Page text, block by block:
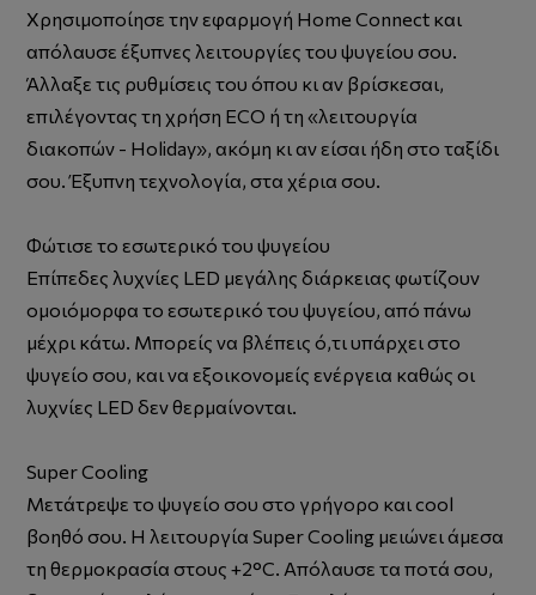
Χρησιμοποίησε την εφαρμογή Home Connect και
απόλαυσε έξυπνες λειτουργίες του ψυγείου σου.
Άλλαξε τις ρυθμίσεις του όπου κι αν βρίσκεσαι,
επιλέγοντας τη χρήση ECO ή τη «λειτουργία
διακοπών - Holiday», ακόμη κι αν είσαι ήδη στο ταξίδι
σου. Έξυπνη τεχνολογία, στα χέρια σου.
Φώτισε το εσωτερικό του ψυγείου
Επίπεδες λυχνίες LED μεγάλης διάρκειας φωτίζουν
ομοιόμορφα το εσωτερικό του ψυγείου, από πάνω
μέχρι κάτω. Μπορείς να βλέπεις ό,τι υπάρχει στο
ψυγείο σου, και να εξοικονομείς ενέργεια καθώς οι
λυχνίες LED δεν θερμαίνονται.
Super Cooling
Μετάτρεψε το ψυγείο σου στο γρήγορο και cool
βοηθό σου. Η λειτουργία Super Cooling μειώνει άμεσα
τη θερμοκρασία στους +2°C. Απόλαυσε τα ποτά σου,